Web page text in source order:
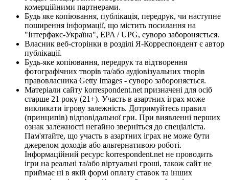
комерційними партнерами.
Будь яке копіювання, публікація, передрук, чи наступне
поширення інформації, що містить посилання на
"Інтерфакс-Україна", EPA / UPG, суворо забороняється.
Власник веб-сторінки в розділі Я-Корреспондент є автор
публікації.
Будь-яке копіювання, передрук та відтворення
фотографічних творів та/або аудіовізуальних творів
правовласника Getty Images - суворо забороняється.
Матеріали сайту korrespondent.net призначені для осіб
старше 21 року (21+). Участь в азартних іграх може
викликати ігрову залежність. Дотримуйтесь правил
(принципів) відповідальної гри. При виявленні перших
ознак залежності негайно зверніться до спеціаліста.
Пам'ятайте, що участь в азартних іграх не може бути
джерелом доходів або альтернативою роботі.
Інформаційний ресурс korrespondent.net не проводить
ігри на реальні та/або віртуальні гроші, також сайт не
приймає ні в якій формі оплату ставок та інших